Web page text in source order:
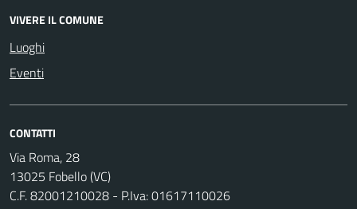
VIVERE IL COMUNE
Luoghi
Eventi
CONTATTI
Via Roma, 28
13025 Fobello (VC)
C.F. 82001210028 - P.Iva: 01617110026